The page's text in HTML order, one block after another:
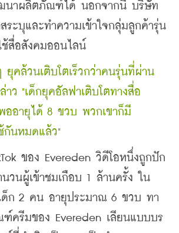
นาผลิตภัณฑ์ได้ นอกจากนี้ บริษัท
ระบุและทำความเข้าใจกลุ่มลูกค้ารุ่น
ช้สื่อสังคมออนไลน์
คล้วนเติบโตเร็วกว่าคนรุ่นที่ผ่าน
ว "เด็กยุคอัลฟาเติบโตทางสื่อ
อายุได้ 8 ขวบ พวกเขาก็มี
กันหมดแล้ว"
ของ Evereden วิดีโอหนึ่งถูกปัก
วนผู้เข้าชมเกือบ 1 ล้านครั้ง ใน
ด็ก 2 คน อายุประมาณ 6 ขวบ ทา
ครีมของ Evereden เลียนแบบบร